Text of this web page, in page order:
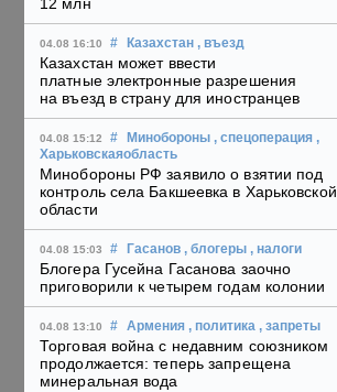
12 млн
04.08 16:10 # Казахстан , въезд
Казахстан может ввести
платные электронные разрешения
на въезд в страну для иностранцев
04.08 15:12 # Минобороны , спецоперация ,
Харьковскаяобласть
Минобороны РФ заявило о взятии под
контроль села Бакшеевка в Харьковской
области
04.08 15:03 # Гасанов , блогеры , налоги
Блогера Гусейна Гасанова заочно
приговорили к четырем годам колонии
04.08 13:10 # Армения , политика , запреты
Торговая война с недавним союзником
продолжается: теперь запрещена
минеральная вода